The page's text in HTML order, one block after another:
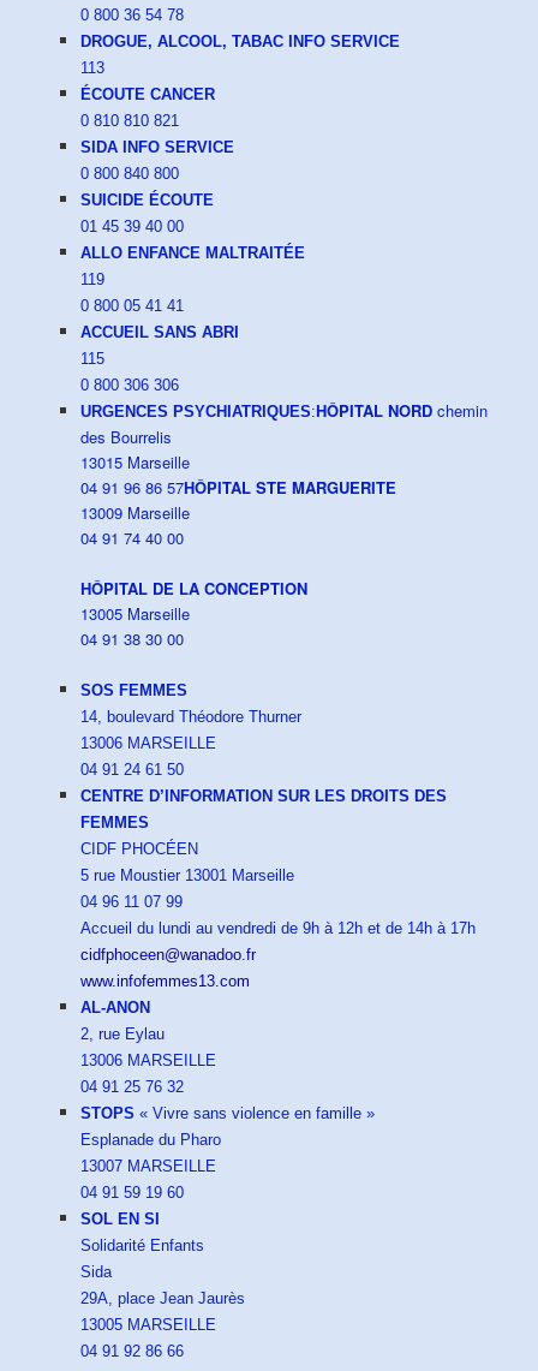
0 800 36 54 78
DROGUE, ALCOOL, TABAC INFO SERVICE
113
ÉCOUTE CANCER
0 810 810 821
SIDA INFO SERVICE
0 800 840 800
SUICIDE ÉCOUTE
01 45 39 40 00
ALLO ENFANCE MALTRAITÉE
119
0 800 05 41 41
ACCUEIL SANS ABRI
115
0 800 306 306
URGENCES PSYCHIATRIQUES:HÔPITAL NORD chemin
des Bourrelis
13015 Marseille
04 91 96 86 57HÔPITAL STE MARGUERITE
13009 Marseille
04 91 74 40 00
HÔPITAL DE LA CONCEPTION
13005 Marseille
04 91 38 30 00
SOS FEMMES
14, boulevard Théodore Thurner
13006 MARSEILLE
04 91 24 61 50
CENTRE D’INFORMATION SUR LES DROITS DES
FEMMES
CIDF PHOCÉEN
5 rue Moustier 13001 Marseille
04 96 11 07 99
Accueil du lundi au vendredi de 9h à 12h et de 14h à 17h
cidfphoceen@wanadoo.fr
www.infofemmes13.com
AL-ANON
2, rue Eylau
13006 MARSEILLE
04 91 25 76 32
STOPS « Vivre sans violence en famille »
Esplanade du Pharo
13007 MARSEILLE
04 91 59 19 60
SOL EN SI
Solidarité Enfants
Sida
29A, place Jean Jaurès
13005 MARSEILLE
04 91 92 86 66